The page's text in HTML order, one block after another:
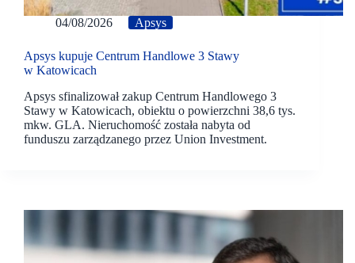
04/08/2026 Apsys
Apsys kupuje Centrum Handlowe 3 Stawy
w Katowicach
Apsys sfinalizował zakup Centrum Handlowego 3
Stawy w Katowicach, obiektu o powierzchni 38,6 tys.
mkw. GLA. Nieruchomość została nabyta od
funduszu zarządzanego przez Union Investment.